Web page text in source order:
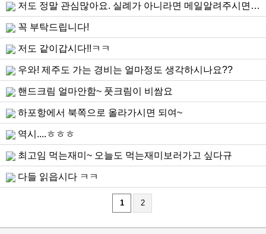
저도 정말 관심많아요. 실례가 아니라면 메일알려주시면 제가 가진 정보 드리고 싶습니다. 함께 공유합니다!^^...
꼭 부탁드립니다!
저도 같이갑시다!!ㅋㅋ
우와! 제주도 가는 경비는 얼마정도 생각하시나요??
핸드크림 얼마안함~ 풋크림이 비쌈요
하포항에서 북쪽으로 올라가시면 되여~
역시....ㅎㅎㅎ
최고임 먹는재미~ 오늘도 먹는재미보러가고 싶다규
다들 읽읍시다 ㅋㅋ
1 2